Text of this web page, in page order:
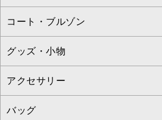
カーディガン
アンサンブルセット
ベスト・ジレ
パーカー
チュニック
ジャンパースカート
その他のワンピース・ドレス
クロップド・半端丈パンツ
ガウチョ・ワイドパンツ
ハーフ・ショート丈パンツ
サロペット・オールインワン
ロング・マキシ丈スカート
ひざ丈スカート
ミモレ丈スカート
ショート・ミニ丈スカート
すべてのジャケット・スーツ
テーラードジャケット
ノーカラージャケット
セットアップ
コート・ブルゾン
すべてのコート・ブルゾン
トレンチコート
ピーコート
グッズ・小物
すべてのグッズ・小物
マスク
アクセサリー
すべてのアクセサリー
バッグ